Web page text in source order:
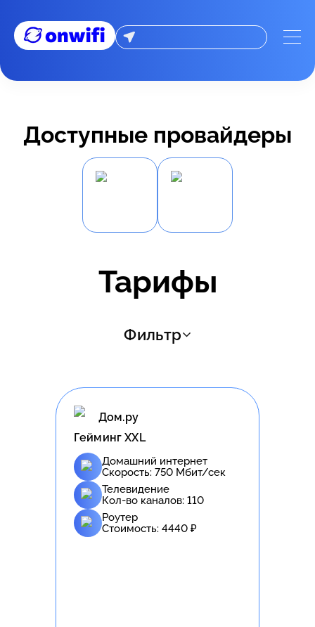
Доступные провайдеры
Тарифы
Фильтр
Дом.ру
Гейминг XXL
Домашний интернет
Скорость: 750 Мбит/сек
Телевидение
Кол-во каналов: 110
Роутер
Стоимость: 4440 ₽